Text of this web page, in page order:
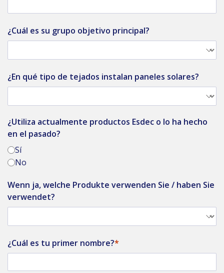
¿Cuál es su grupo objetivo principal?
¿En qué tipo de tejados instalan paneles solares?
¿Utiliza actualmente productos Esdec o lo ha hecho
en el pasado?
Sí
No
Wenn ja, welche Produkte verwenden Sie / haben Sie
verwendet?
¿Cuál es tu primer nombre?